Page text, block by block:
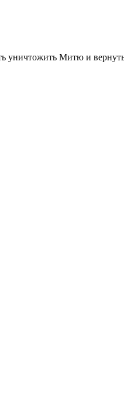
Митю и